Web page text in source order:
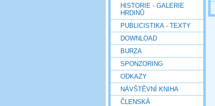
HISTORIE - GALERIE
HRDINŮ
PUBLICISTIKA - TEXTY
DOWNLOAD
BURZA
SPONZORING
ODKAZY
NÁVŠTĚVNÍ KNIHA
ČLENSKÁ